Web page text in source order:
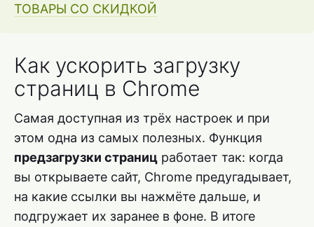
ТОВАРЫ СО СКИДКОЙ
Как ускорить загрузку
страниц в Chrome
Самая доступная из трёх настроек и при
этом одна из самых полезных. Функция
предзагрузки страниц работает так: когда
вы открываете сайт, Chrome предугадывает,
на какие ссылки вы нажмёте дальше, и
подгружает их заранее в фоне. В итоге